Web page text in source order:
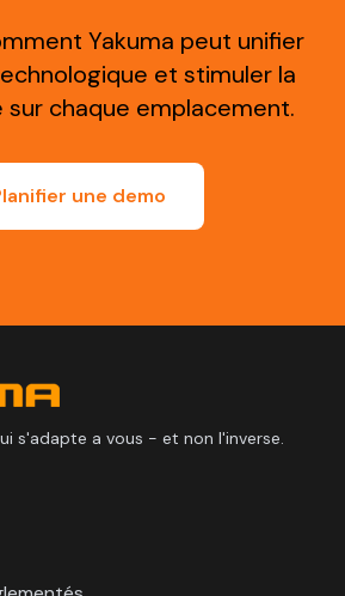
Yakuma peut unifier
et stimuler la
chaque emplacement.
une demo
s'adapte a vous - et non l'inverse.